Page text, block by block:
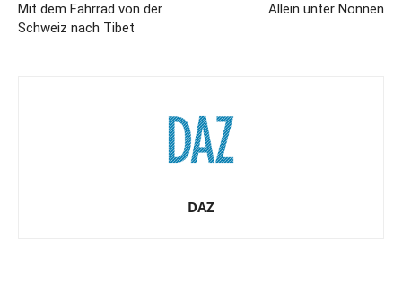
Mit dem Fahrrad von der
Schweiz nach Tibet
Allein unter Nonnen
DAZ